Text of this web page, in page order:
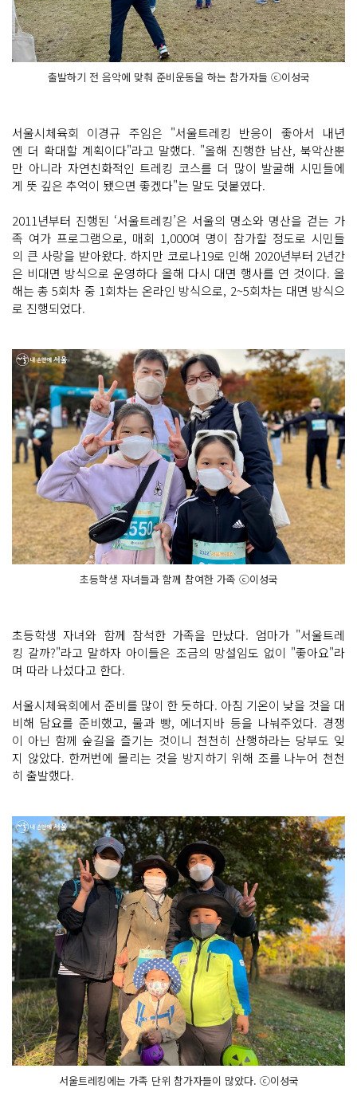
출발하기 전 음악에 맞춰 준비운동을 하는 참가자들 ⓒ이성국
서울시체육회 이경규 주임은 "서울트레킹 반응이 좋아서 내년
엔 더 확대할 계획이다"라고 말했다. "올해 진행한 남산, 북악산뿐
만 아니라 자연친화적인 트레킹 코스를 더 많이 발굴해 시민들에
게 뜻 깊은 추억이 됐으면 좋겠다"는 말도 덧붙였다.
2011년부터 진행된 ‘서울트레킹’은 서울의 명소와 명산을 걷는 가
족 여가 프로그램으로, 매회 1,000여 명이 참가할 정도로 시민들
의 큰 사랑을 받아왔다. 하지만 코로나19로 인해 2020년부터 2년간
은 비대면 방식으로 운영하다 올해 다시 대면 행사를 연 것이다. 올
해는 총 5회차 중 1회차는 온라인 방식으로, 2~5회차는 대면 방식으
로 진행되었다.
초등학생 자녀들과 함께 참여한 가족 ⓒ이성국
초등학생 자녀와 함께 참석한 가족을 만났다. 엄마가 "서울트레
킹 갈까?"라고 말하자 아이들은 조금의 망설임도 없이 "좋아요"라
며 따라 나섰다고 한다.
서울시체육회에서 준비를 많이 한 듯하다. 아침 기온이 낮을 것을 대
비해 담요를 준비했고, 물과 빵, 에너지바 등을 나눠주었다. 경쟁
이 아닌 함께 숲길을 즐기는 것이니 천천히 산행하라는 당부도 잊
지 않았다. 한꺼번에 몰리는 것을 방지하기 위해 조를 나누어 천천
히 출발했다.
서울트레킹에는 가족 단위 참가자들이 많았다. ⓒ이성국